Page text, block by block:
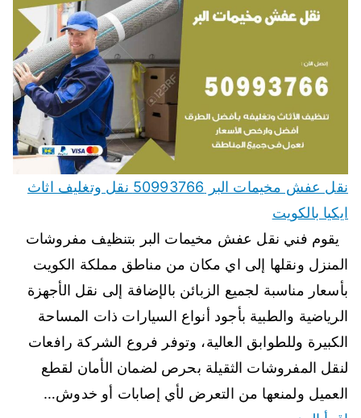
نقل عفش مخيمات البر 50993766 نقل وتغليف اثاث
ايكيا بالكويت
يقوم فني نقل عفش مخيمات البر بتنظيف مفروشات
المنزل ونقلها إلى اي مكان من مناطق مملكة الكويت
بأسعار مناسبة لجميع الزبائن بالإضافة إلى نقل الأجهزة
الرياضية والطبية بأجود أنواع السيارات ذات المساحة
الكبيرة وللطوابق العالية، وتوفر فروع الشركة رافعات
لنقل المفروشات الثقيلة بحرص لضمان الأمان لقطع
العميل ولمنعها من التعرض لأي إصابات أو خدوش…